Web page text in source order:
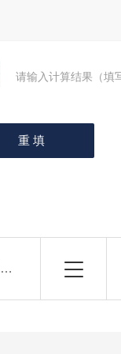
请输入计算结果（填